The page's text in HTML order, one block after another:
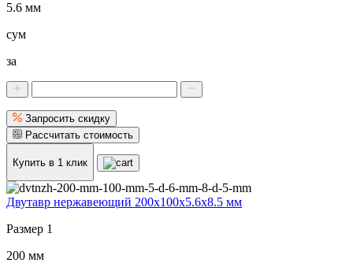
5.6 мм
сум
за
Запросить скидку
Рассчитать стоимость
Купить в 1 клик
Двутавр нержавеющий 200x100x5.6x8.5 мм
Размер 1
200 мм